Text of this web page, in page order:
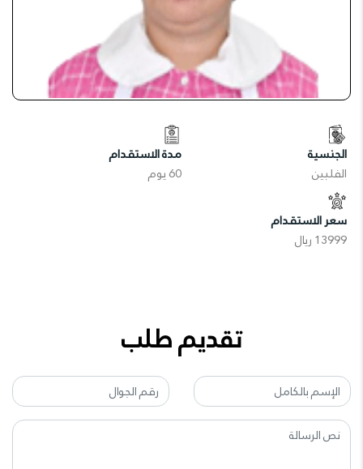
الجنسية
الفلبين
مدة الاستقدام
60 يوم
سعر الاستقدام
13999 ريال
تقديم طلب